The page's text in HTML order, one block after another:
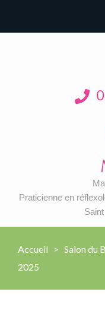
Praticienne en
Accueil > Salon du
2025